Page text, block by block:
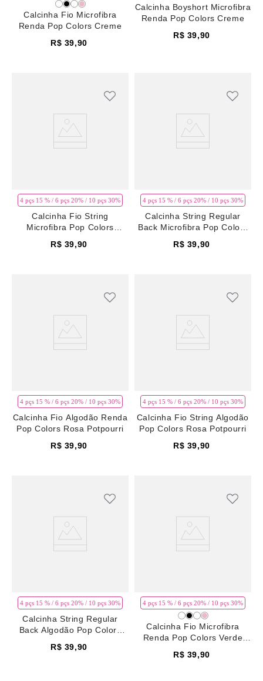
Calcinha Fio Microfibra
Renda Pop Colors Creme
R$ 39,90
Calcinha Boyshort Microfibra
Renda Pop Colors Creme
R$ 39,90
4 pçs 15 % / 6 pçs 20% / 10 pçs 30%
Calcinha Fio String
Microfibra Pop Colors
R$ 39,90
4 pçs 15 % / 6 pçs 20% / 10 pçs 30%
Calcinha String Regular
Back Microfibra Pop Colors
R$ 39,90
4 pçs 15 % / 6 pçs 20% / 10 pçs 30%
Calcinha Fio Algodão Renda
Pop Colors Rosa Potpourri
R$ 39,90
4 pçs 15 % / 6 pçs 20% / 10 pçs 30%
Calcinha Fio String Algodão
Pop Colors Rosa Potpourri
R$ 39,90
4 pçs 15 % / 6 pçs 20% / 10 pçs 30%
Calcinha String Regular
Back Algodão Pop Colors
R$ 39,90
4 pçs 15 % / 6 pçs 20% / 10 pçs 30%
Calcinha Fio Microfibra
Renda Pop Colors Verde
R$ 39,90